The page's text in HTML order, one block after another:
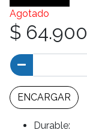
Agotado
$ 64.900
ENCARGAR
Durable: